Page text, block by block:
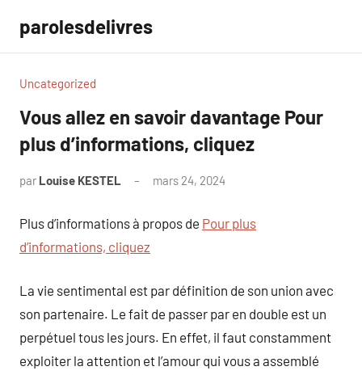
contenu
parolesdelivres
Uncategorized
Vous allez en savoir davantage Pour
plus d’informations, cliquez
par Louise KESTEL mars 24, 2024
Plus d’informations à propos de Pour plus
d’informations, cliquez
La vie sentimental est par définition de son union avec
son partenaire. Le fait de passer par en double est un
perpétuel tous les jours. En effet, il faut constamment
exploiter la attention et l’amour qui vous a assemblé